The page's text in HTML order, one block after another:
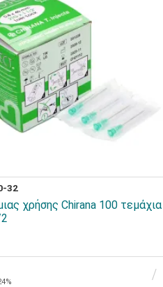
32
χρήσης Chirana 100 τεμάχια |